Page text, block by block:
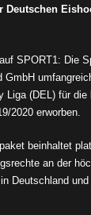
Deutschen
SPORT1: Die
GmbH
Liga (DEL) für
2020 erworben.
beinhaltet
an der
Deutschland